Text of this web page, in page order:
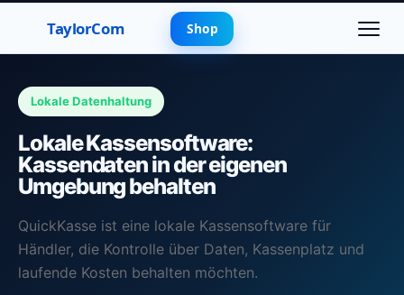
TaylorCom Shop
Lokale Datenhaltung
Lokale Kassensoftware:
Kassendaten in der eigenen
Umgebung behalten
QuickKasse ist eine lokale Kassensoftware für
Händler, die Kontrolle über Daten, Kassenplatz und
laufende Kosten behalten möchten.